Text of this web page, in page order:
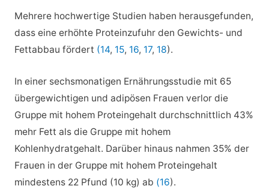
Mehrere hochwertige Studien haben herausgefunden,
dass eine erhöhte Proteinzufuhr den Gewichts- und
Fettabbau fördert (14, 15, 16, 17, 18).
In einer sechsmonatigen Ernährungsstudie mit 65
übergewichtigen und adipösen Frauen verlor die
Gruppe mit hohem Proteingehalt durchschnittlich 43%
mehr Fett als die Gruppe mit hohem
Kohlenhydratgehalt. Darüber hinaus nahmen 35% der
Frauen in der Gruppe mit hohem Proteingehalt
mindestens 22 Pfund (10 kg) ab (16).